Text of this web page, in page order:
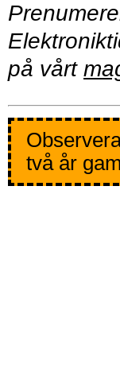
på vårt
två år